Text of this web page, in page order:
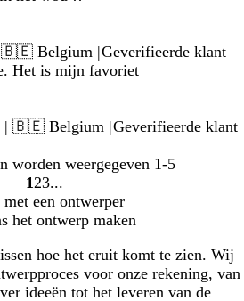
🇧🇪 Belgium |Geverifieerde klant
Het is mijn favoriet
| 🇧🇪 Belgium |Geverifieerde klant
worden weergegeven 1-5
Naar
pagina
1 Naar
pagina
2 Naar
pagina
3
een ontwerper
het ontwerp maken
hoe het eruit komt te zien. Wij
voor onze rekening, van
ideeën tot het leveren van de